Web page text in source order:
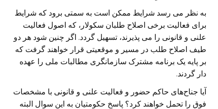
به نظر می رسد شرایط ممکن است به سمتی برود که شرایط
برای فعالیت برخی اصلاح طلبان سکولار، که اصول فعالیت
علنی و قانونی را می پذیرند، تسهیل گردد. اگر چنین شود هر دو
طیف اصلاح طلب در مسیر و موقعیتی قرار خواهند گرفت که
بر پایه یک برنامه مشترک سازمانگری مطالبات ملی را عهده
دار گردند.
آیا جناح‌های حاکم حضور و فعالیت علنی و قانونی با مشخصات
فوق را تحمل خواهند کرد؟ پاسخ حکومتیان به این سوال البته